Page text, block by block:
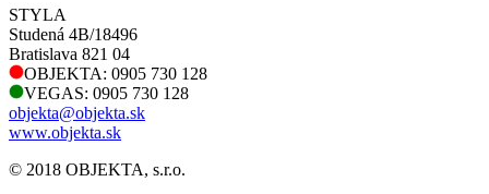
STYLA
Studená 4B/18496
Bratislava 821 04
OBJEKTA: 0905 730 128
VEGAS: 0905 730 128
objekta@objekta.sk
www.objekta.sk
© 2018 OBJEKTA, s.r.o.